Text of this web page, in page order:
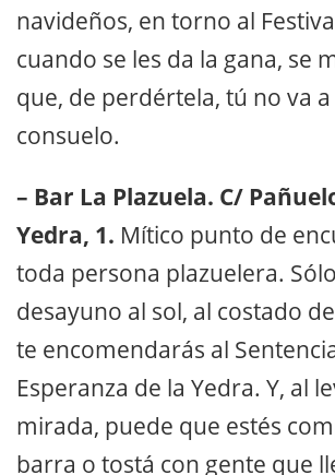
navideños, en torno al
cuando se les da la gana, se
que, de perdértela, tú no va
consuelo.
– Bar La Plazuela. C/
Yedra, 1. Mítico punto de
toda persona plazuelera.
desayuno al sol, al costado
te encomendarás al
Esperanza de la Yedra. Y, al
mirada, puede que estés
barra o tostá con gente que